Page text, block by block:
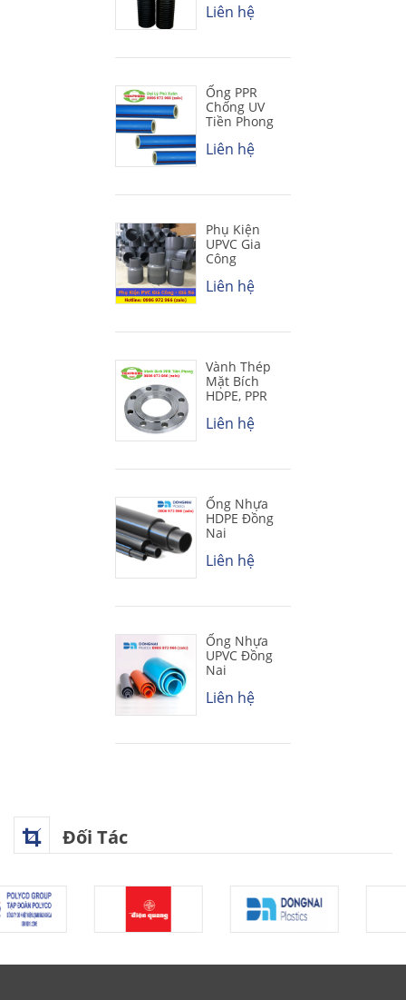
Liên hệ
Ống PPR
Chống UV
Tiền Phong
Liên hệ
Phụ Kiện
UPVC Gia
Công
Liên hệ
Vành Thép
Mặt Bích
HDPE, PPR
Liên hệ
Ống Nhựa
HDPE Đồng
Nai
Liên hệ
Ống Nhựa
UPVC Đồng
Nai
Liên hệ
Đối Tác